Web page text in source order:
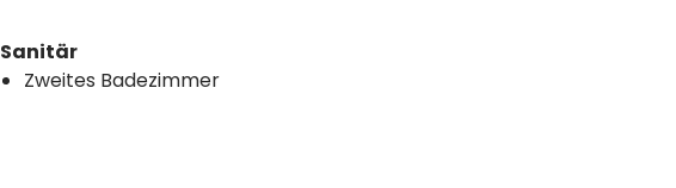
Sanitär
Zweites Badezimmer